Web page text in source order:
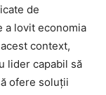
de
a lovit economia
context,
lider capabil să
ofere soluții